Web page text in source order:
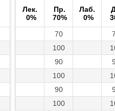
Лек.
0%
Пр.
70%
Лаб.
0%
70
100
90
100
90
100